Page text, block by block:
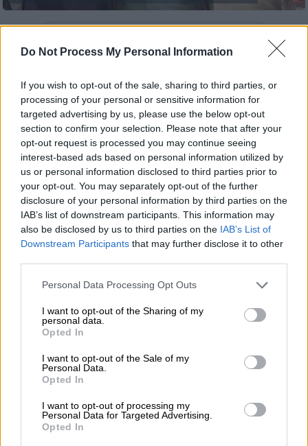
Do Not Process My Personal Information
If you wish to opt-out of the sale, sharing to third parties, or
processing of your personal or sensitive information for
targeted advertising by us, please use the below opt-out
section to confirm your selection. Please note that after your
opt-out request is processed you may continue seeing
interest-based ads based on personal information utilized by
us or personal information disclosed to third parties prior to
your opt-out. You may separately opt-out of the further
disclosure of your personal information by third parties on the
IAB’s list of downstream participants. This information may
also be disclosed by us to third parties on the IAB’s List of
Downstream Participants that may further disclose it to other
Please note that this website/app uses one or more Google
not limited to your visit or usage behaviour. You may click to
grant or deny consent to Google and its third-party tags to
use your data for below specified purposes in below Google
consent section.
Personal Data Processing Opt Outs
I want to opt-out of the Sharing of my
personal data.
Opted In
I want to opt-out of the Sale of my
Personal Data.
Opted In
I want to opt-out of processing my
Personal Data for Targeted Advertising.
Opted In
που ακούσαμε να κλείνει, ως επίλογος, τη
μίνι σειρά - έκπληξη «Αγάπη Παράνομη»,
μεταφορά του ομότιτλου διηγήματος του
Κωνσταντίνου Θεοτόκη, που μεταδόθηκε
από τηνΕΡΤ1σε σκηνοθεσίαΝίκου
Κουτελιδάκηκαι σενάριοΕλένης Ζιώγα
αγκαλιάστηκε με ενθουσιασμό από κοινό και
κριτικούς.
Το ιδιαίτερο αυτό τραγούδι, που υπογράφει
μουσικά οΧρίστος Στυλιανού, ο οποίος έχει
γράψει και την πρωτότυπη μουσική για τη
ερμηνεύει με την ιδιαίτερα αισθαντική και
ευαίσθητη φωνή του ο
αγαπημένος τροβαδούρος, που
πρωτοσυστήθηκε στο κοινό με το άλμπουμ
Νίκου Ζούδιαρη
και ιδιαίτερα με το τραγούδι «Τι να θυμηθώ».